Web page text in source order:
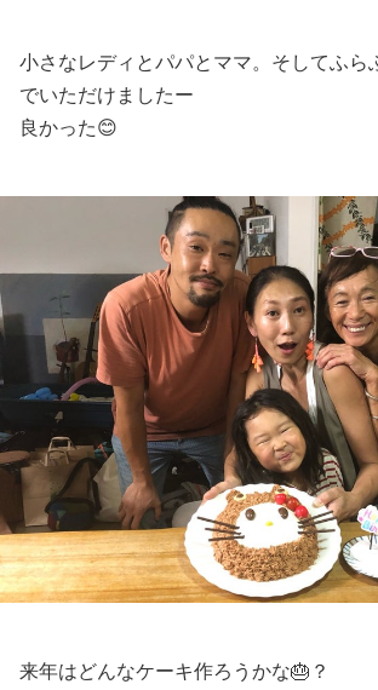
小さなレディとパパとママ。そしてふら
でいただけましたー
良かった😊
来年はどんなケーキ作ろうかな🎂？